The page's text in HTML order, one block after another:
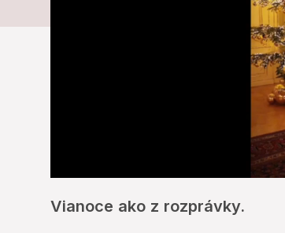
of
Vianoce ako z rozprávky.
Vianoce ako z rozprávky.